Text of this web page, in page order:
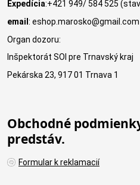
Expedícia:+421 949/ 584 525
email : eshop.marosko@gmail.com
Organ dozoru:
Inšpektorát SOI pre Trnavský kraj
Pekárska 23, 917 01 Trnava 1
Obchodné
predstáv.
Formular k reklamacií